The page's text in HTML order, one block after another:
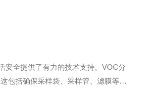
安全提供了有力的技术支持。VOC分
包括确保采样袋、采样管、滤膜等均